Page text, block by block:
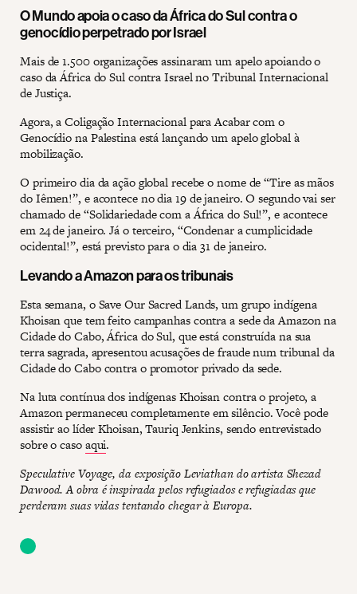
O Mundo apoia o caso da África do Sul contra o
genocídio perpetrado por Israel
Mais de 1.500 organizações assinaram um apelo apoiando o
caso da África do Sul contra Israel no Tribunal Internacional
de Justiça.
Agora, a Coligação Internacional para Acabar com o
Genocídio na Palestina está lançando um apelo global à
mobilização.
O primeiro dia da ação global recebe o nome de “Tire as mãos
do Iêmen!”, e acontece no dia 19 de janeiro. O segundo vai ser
chamado de “Solidariedade com a África do Sul!”, e acontece
em 24 de janeiro. Já o terceiro, “Condenar a cumplicidade
ocidental!”, está previsto para o dia 31 de janeiro.
Levando a Amazon para os tribunais
Esta semana, o Save Our Sacred Lands, um grupo indígena
Khoisan que tem feito campanhas contra a sede da Amazon na
Cidade do Cabo, África do Sul, que está construída na sua
terra sagrada, apresentou acusações de fraude num tribunal da
Cidade do Cabo contra o promotor privado da sede.
Na luta contínua dos indígenas Khoisan contra o projeto, a
Amazon permaneceu completamente em silêncio. Você pode
assistir ao líder Khoisan, Tauriq Jenkins, sendo entrevistado
sobre o casoaqui.
Speculative Voyage, da exposição Leviathan do artista Shezad
Dawood. A obra é inspirada pelos refugiados e refugiadas que
perderam suas vidas tentando chegar à Europa.